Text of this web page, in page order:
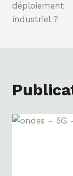
L’article
déploiement
industriel ?